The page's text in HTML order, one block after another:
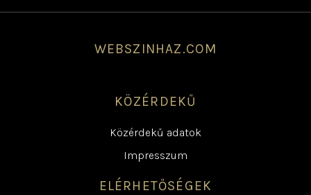
WEBSZINHAZ.COM
KÖZÉRDEKŰ
Közérdekű adatok
Impresszum
ELÉRHETŐSÉGEK